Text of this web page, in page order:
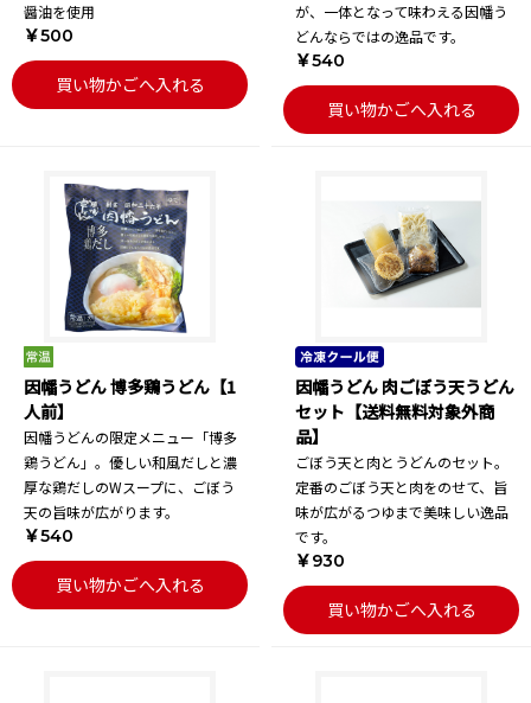
醤油を使用
￥500
買い物かごへ入れる
が、一体となって味わえる因幡う
どんならではの逸品です。
￥540
買い物かごへ入れる
因幡うどん 博多鶏うどん【1
人前】
因幡うどんの限定メニュー「博多
鶏うどん」。優しい和風だしと濃
厚な鶏だしのWスープに、ごぼう
天の旨味が広がります。
￥540
買い物かごへ入れる
因幡うどん 肉ごぼう天うどん
セット【送料無料対象外商
品】
ごぼう天と肉とうどんのセット。
定番のごぼう天と肉をのせて、旨
味が広がるつゆまで美味しい逸品
です。
￥930
買い物かごへ入れる